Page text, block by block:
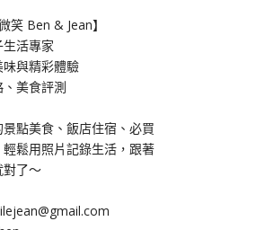
笑 Ben & Jean】
活專家
與精彩體驗
美食評測
點美食、飯店住宿、必買
鬆用照片記錄生活，跟著
對了～